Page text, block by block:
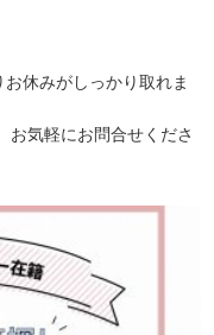
休みがしっかり取れま
お気軽にお問合せくださ